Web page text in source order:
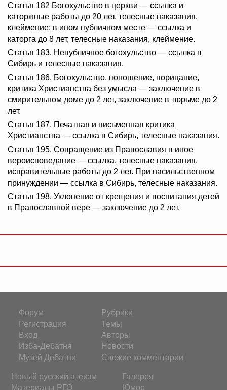
Статья 182 Богохульство в церкви — ссылка и
каторжные работы до 20 лет, телесные наказания,
клеймение; в ином публичном месте — ссылка и
каторга до 8 лет, телесные наказания, клеймение.
Статья 183. Непубличное богохульство — ссылка в
Сибирь и телесные наказания.
Статья 186. Богохульство, поношение, порицание,
критика Христианства без умысла — заключение в
смирительном доме до 2 лет, заключение в тюрьме до 2
лет.
Статья 187. Печатная и письменная критика
Христианства — ссылка в Сибирь, телесные наказания.
Статья 195. Совращение из Православия в иное
вероисповедание — ссылка, телесные наказания,
исправительные работы до 2 лет. При насильственном
принуждении — ссылка в Сибирь, телесные наказания.
Статья 198. Уклонение от крещения и воспитания детей
в Православной вере — заключение до 2 лет.
Форум
Регистрация
Вход
Изба-Дебатня
Музей Дебатни
Рубрики
Темы
Авторы
Новости
Свежие комментарии
Новый русский атеизм
Материалы РГО
Галерея
Юмор